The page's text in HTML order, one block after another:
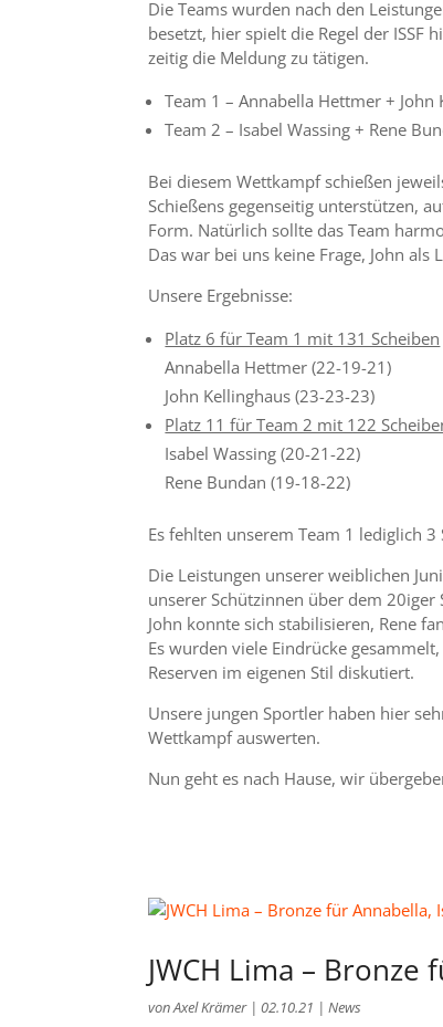
Die Teams wurden nach den
besetzt, hier spielt die Regel der ISSF
zeitig die Meldung zu tätigen.
Team 1 – Annabella Hettmer + John
Team 2 – Isabel Wassing + Rene
Bei diesem Wettkampf schießen
Schießens gegenseitig unterstützen,
Form. Natürlich sollte das Team
Das war bei uns keine Frage, John
Unsere Ergebnisse:
Platz 6 für Team 1 mit 131 Scheiben
Annabella Hettmer (22-19-21)
John Kellinghaus (23-23-23)
Platz 11 für Team 2 mit 122
Isabel Wassing (20-21-22)
Rene Bundan (19-18-22)
Es fehlten unserem Team 1 lediglich
Die Leistungen unserer weiblichen
unserer Schützinnen über dem
John konnte sich stabilisieren, Rene
Es wurden viele Eindrücke
Reserven im eigenen Stil diskutiert.
Unsere jungen Sportler haben hier
Wettkampf auswerten.
Nun geht es nach Hause, wir
JWCH Lima –
vonAxel Krämer|02.10.21 |News